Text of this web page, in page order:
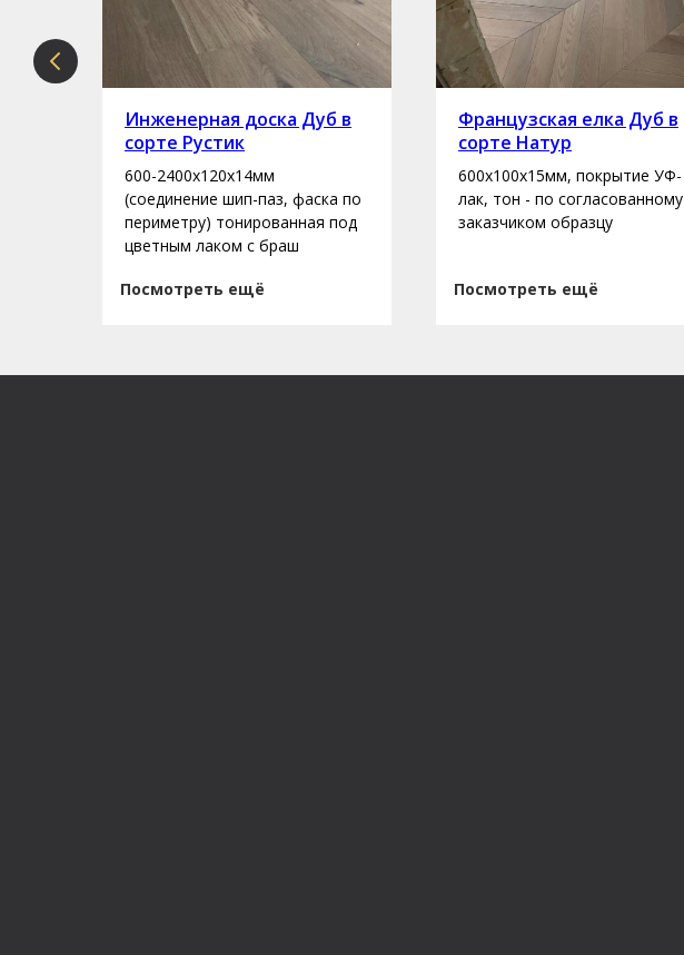
Инженерная доска Дуб в
сорте Рустик
600-2400х120х14мм
(соединение шип-паз, фаска по
периметру) тонированная под
цветным лаком с браш
Посмотреть ещё
Французская елка Дуб в
сорте Натур
600х100х15мм, покрытие УФ-
лак, тон - по согласованному
заказчиком образцу
Посмотреть ещё